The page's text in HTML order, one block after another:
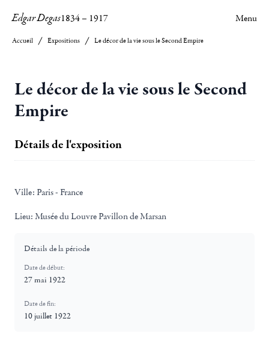
Edgar Degas1834– 1917 Menu
Accueil Expositions Le décor de la vie sous le Second Empire
Le décor de la vie sous le Second
Empire
Détails de l'exposition
Ville: Paris - France
Lieu: Musée du Louvre Pavillon de Marsan
Détails de la période
Date de début:
27 mai 1922
Date de fin:
10 juillet 1922